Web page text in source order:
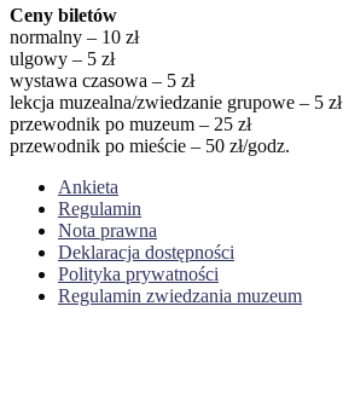
Ceny biletów
normalny – 10 zł
ulgowy – 5 zł
wystawa czasowa – 5 zł
lekcja muzealna/zwiedzanie grupowe – 5 zł
przewodnik po muzeum – 25 zł
przewodnik po mieście – 50 zł/godz.
Ankieta
Regulamin
Nota prawna
Deklaracja dostępności
Polityka prywatności
Regulamin zwiedzania muzeum